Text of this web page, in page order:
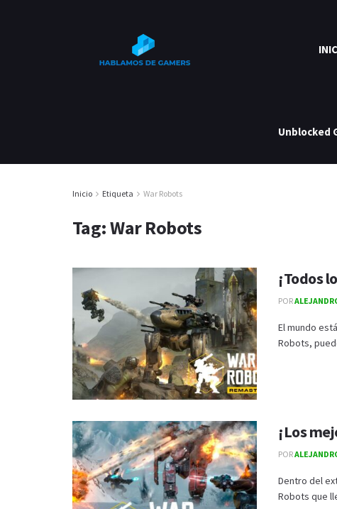
Unblocked
Inicio Etiqueta War Robots
Tag:War Robots
¡Todos
POR
El mundo
Robots,
¡Los
POR
Dentro del
Robots que